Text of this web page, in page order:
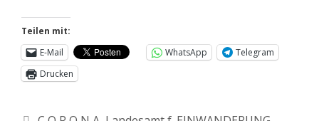
Teilen mit:
E-Mail
WhatsApp
Telegram
Drucken